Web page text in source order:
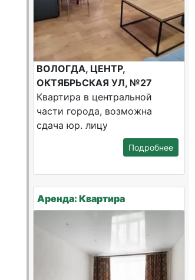
ВОЛОГДА, ЦЕНТР,
ОКТЯБРЬСКАЯ УЛ, №27
Квартира в центральной
части города, возможна
сдача юр. лицу
Подробнее
Аренда: Квартира